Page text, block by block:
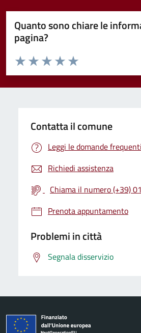
Quanto sono chiare le
pagina?
Valuta da 1 a 5 stelle la pagina
Valuta 5 stelle su 5
Valuta 4 stelle su 5
Valuta 3 stelle su 5
Valuta 2 stelle su 5
Valuta 1 stelle su 5
Contatta il comune
Leggi le domande frequenti
Richiedi assistenza
Chiama il numero (+39)
Prenota appuntamento
Problemi in città
Segnala disservizio